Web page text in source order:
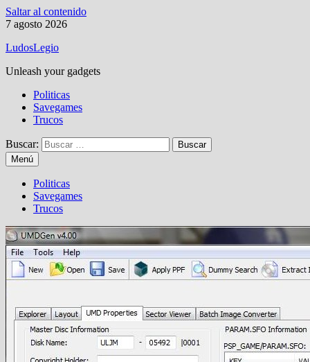
Saltar al contenido
7 agosto 2026
LudosLegio
Unleash your gadgets
Politicas
Savegames
Trucos
Buscar:
Menú
Politicas
Savegames
Trucos